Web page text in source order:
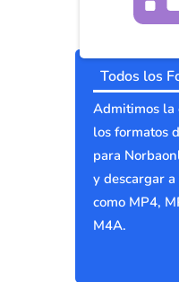
Todos los
Admitimos la
los formatos
para
y descargar
como MP4,
M4A.